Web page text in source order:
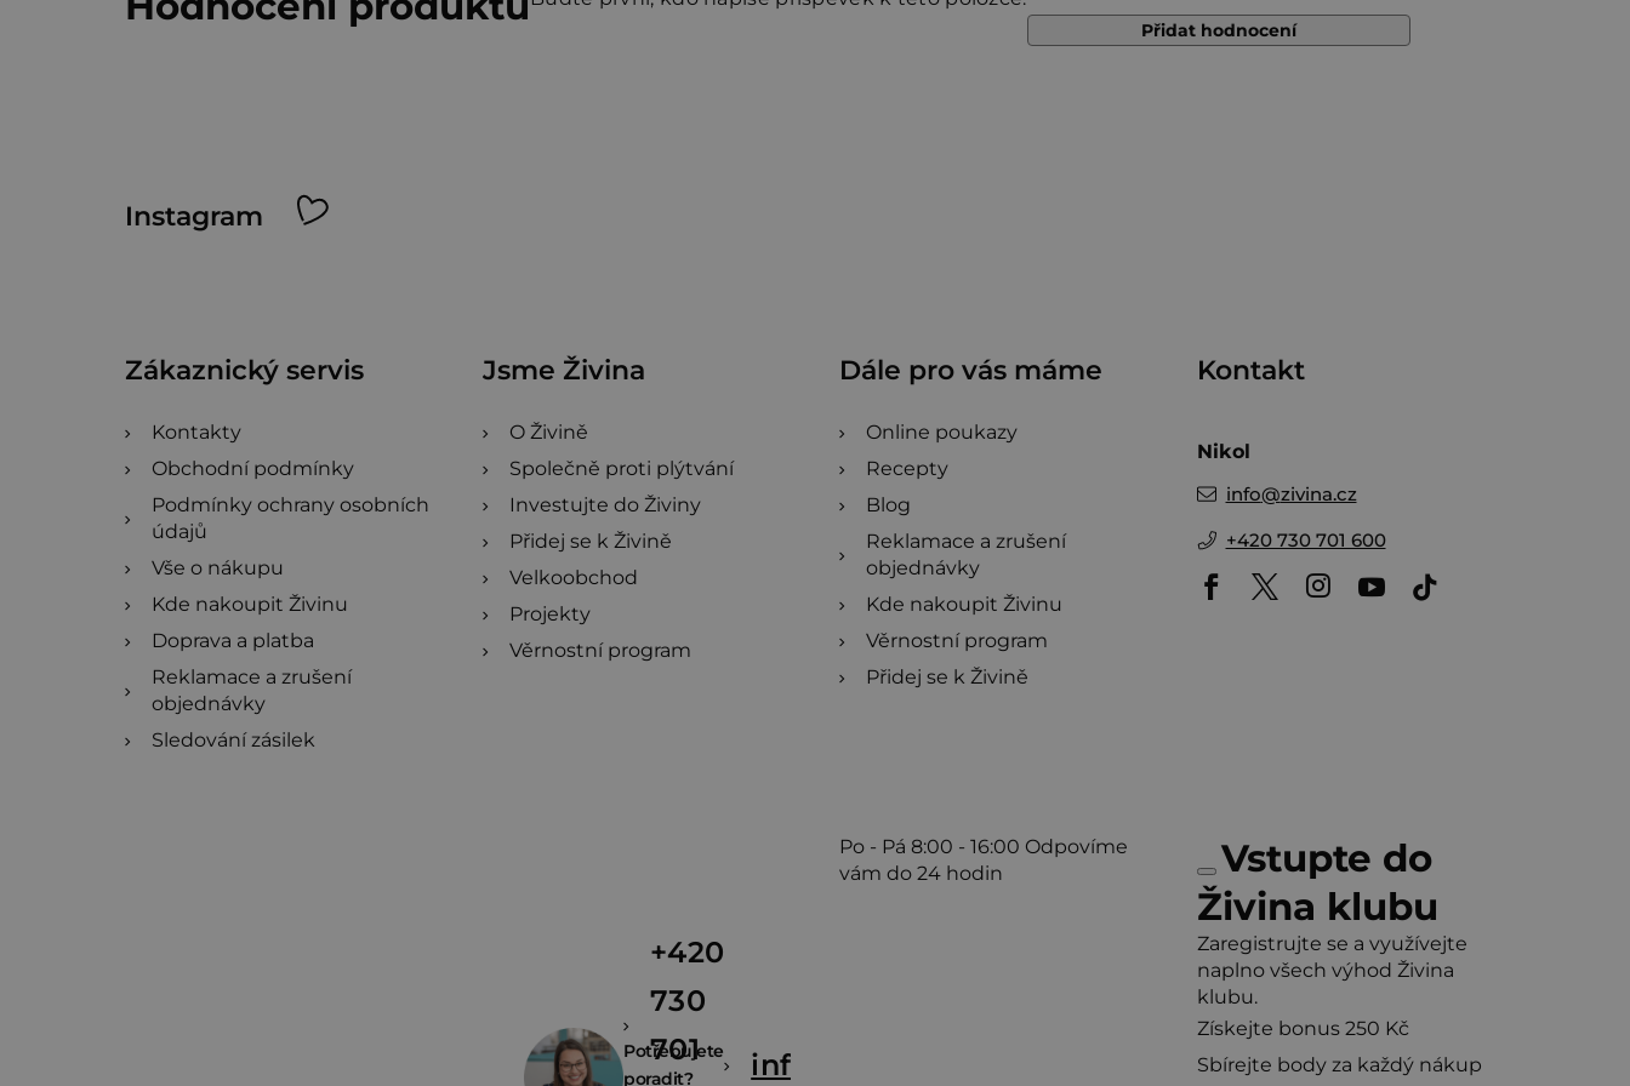
Přidat hodnocení
Instagram
Zákaznický servis
Kontakty
Obchodní podmínky
Podmínky ochrany osobních
údajů
Vše o nákupu
Kde nakoupit Živinu
Doprava a platba
Reklamace a zrušení
objednávky
Sledování zásilek
Jsme Živina
O Živině
Společně proti plýtvání
Investujte do Živiny
Přidej se k Živině
Velkoobchod
Projekty
Věrnostní program
Dále pro vás máme
Online poukazy
Recepty
Blog
Reklamace a zrušení
objednávky
Kde nakoupit Živinu
Věrnostní program
Přidej se k Živině
Kontakt
Nikol
info@zivina.cz
+420 730 701 600
Potřebujete
poradit?
+420
730
701
info@zivina.cz
Po - Pá 8:00 - 16:00 Odpovíme
vám do 24 hodin
Vstupte do
Živina klubu
Zaregistrujte se a využívejte
naplno všech výhod Živina
klubu.
Získejte bonus 250 Kč
Sbírejte body za každý nákup